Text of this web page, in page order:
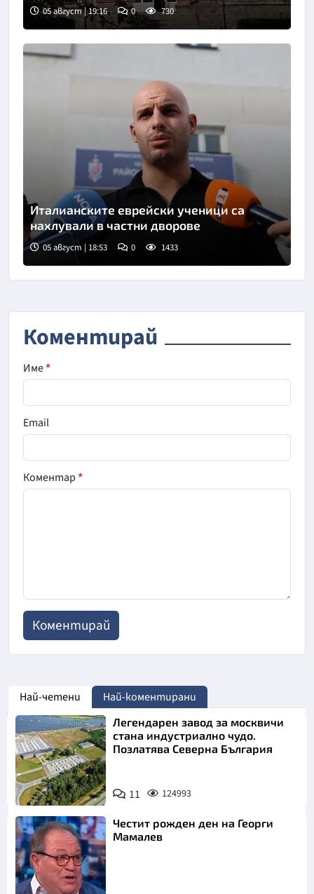
05 август | 19:16 0 730
Снимка: Пармаков/БТА
Италианските еврейски ученици са
нахлували в частни дворове
05 август | 18:53 0 1433
Коментирай
Име*
Email
Коментар*
Най-четени Най-коментирани
Легендарен завод за москвичи
стана индустриално чудо.
Позлатява Северна България
11 124993
Честит рожден ден на Георги
Мамалев